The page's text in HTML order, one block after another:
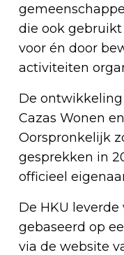
die ook
voor én door
activiteiten
De ontwikkeling
Cazas Wonen
Oorspronkelijk
gesprekken in
officieel
De HKU
gebaseerd op
via de website